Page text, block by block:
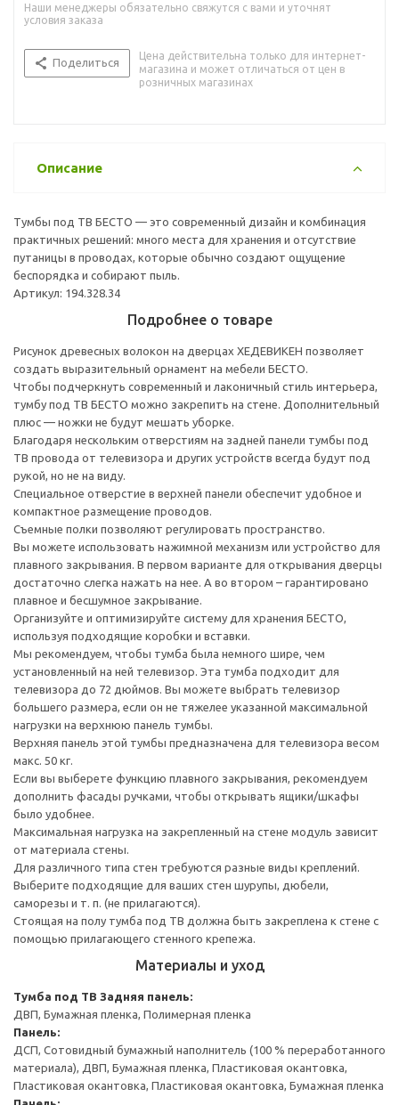
Наши менеджеры обязательно свяжутся с вами и уточнят
условия заказа
Поделиться
Цена действительна только для интернет-
магазина и может отличаться от цен в
розничных магазинах
Описание
Тумбы под ТВ БЕСТО — это современный дизайн и комбинация
практичных решений: много места для хранения и отсутствие
путаницы в проводах, которые обычно создают ощущение
беспорядка и собирают пыль.
Артикул: 194.328.34
Подробнее о товаре
Рисунок древесных волокон на дверцах ХЕДЕВИКЕН позволяет
создать выразительный орнамент на мебели БЕСТО.
Чтобы подчеркнуть современный и лаконичный стиль интерьера,
тумбу под ТВ БЕСТО можно закрепить на стене. Дополнительный
плюс — ножки не будут мешать уборке.
Благодаря нескольким отверстиям на задней панели тумбы под
ТВ провода от телевизора и других устройств всегда будут под
рукой, но не на виду.
Специальное отверстие в верхней панели обеспечит удобное и
компактное размещение проводов.
Съемные полки позволяют регулировать пространство.
Вы можете использовать нажимной механизм или устройство для
плавного закрывания. В первом варианте для открывания дверцы
достаточно слегка нажать на нее. А во втором – гарантировано
плавное и бесшумное закрывание.
Организуйте и оптимизируйте систему для хранения БЕСТО,
используя подходящие коробки и вставки.
Мы рекомендуем, чтобы тумба была немного шире, чем
установленный на ней телевизор. Эта тумба подходит для
телевизора до 72 дюймов. Вы можете выбрать телевизор
большего размера, если он не тяжелее указанной максимальной
нагрузки на верхнюю панель тумбы.
Верхняя панель этой тумбы предназначена для телевизора весом
макс. 50 кг.
Если вы выберете функцию плавного закрывания, рекомендуем
дополнить фасады ручками, чтобы открывать ящики/шкафы
было удобнее.
Максимальная нагрузка на закрепленный на стене модуль зависит
от материала стены.
Для различного типа стен требуются разные виды креплений.
Выберите подходящие для ваших стен шурупы, дюбели,
саморезы и т. п. (не прилагаются).
Стоящая на полу тумба под ТВ должна быть закреплена к стене с
помощью прилагающего стенного крепежа.
Материалы и уход
Тумба под ТВ Задняя панель:
ДВП, Бумажная пленка, Полимерная пленка
Панель:
ДСП, Сотовидный бумажный наполнитель (100 % переработанного
материала), ДВП, Бумажная пленка, Пластиковая окантовка,
Пластиковая окантовка, Пластиковая окантовка, Бумажная пленка